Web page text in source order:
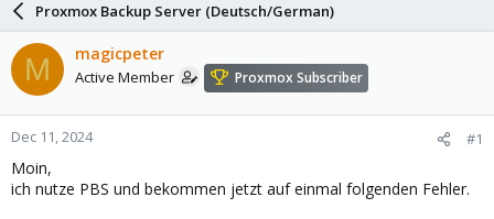
a
d
s
t
a
r
t
e
r
r
d
a
e
Proxmox Backup Server (Deutsch/German)
M magicpeter
Active Member Proxmox Subscriber
Dec 11, 2024 #1
Moin,
ich nutze PBS und bekommen jetzt auf einmal folgenden Fehler.